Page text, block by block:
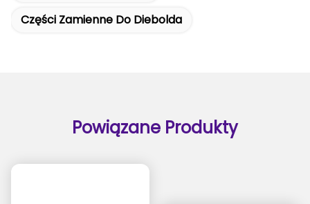
Części Zamienne Do Diebolda
Powiązane Produkty